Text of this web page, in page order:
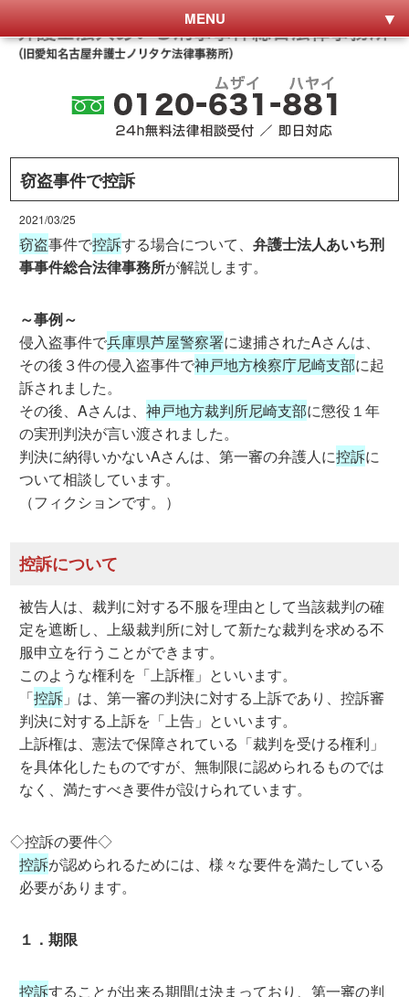
MENU
窃盗事件で控訴
2021/03/25
窃盗事件で控訴する場合について、弁護士法人あいち刑
事事件総合法律事務所が解説します。
～事例～
侵入盗事件で兵庫県芦屋警察署に逮捕されたAさんは、
その後３件の侵入盗事件で神戸地方検察庁尼崎支部に起
訴されました。
その後、Aさんは、神戸地方裁判所尼崎支部に懲役１年
の実刑判決が言い渡されました。
判決に納得いかないAさんは、第一審の弁護人に控訴に
ついて相談しています。
（フィクションです。）
控訴について
被告人は、裁判に対する不服を理由として当該裁判の確
定を遮断し、上級裁判所に対して新たな裁判を求める不
服申立を行うことができます。
このような権利を「上訴権」といいます。
「控訴 」は、第一審の判決に対する上訴であり、控訴審
判決に対する上訴を「上告」といいます。
上訴権は、憲法で保障されている「裁判を受ける権利」
を具体化したものですが、無制限に認められるものでは
なく、満たすべき要件が設けられています。
◇控訴の要件◇
控訴が認められるためには、様々な要件を満たしている
必要があります。
１．期限
控訴することが出来る期間は決まっており、第一審の判